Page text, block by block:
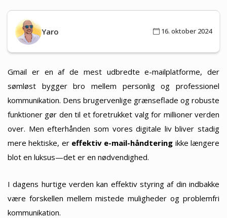
Yaro 16. oktober 2024
Gmail er en af de mest udbredte e-mailplatforme, der
sømløst bygger bro mellem personlig og professionel
kommunikation. Dens brugervenlige grænseflade og robuste
funktioner gør den til et foretrukket valg for millioner verden
over. Men efterhånden som vores digitale liv bliver stadig
mere hektiske, er effektiv e-mail-håndtering ikke længere
blot en luksus—det er en nødvendighed.
I dagens hurtige verden kan effektiv styring af din indbakke
være forskellen mellem mistede muligheder og problemfri
kommunikation.